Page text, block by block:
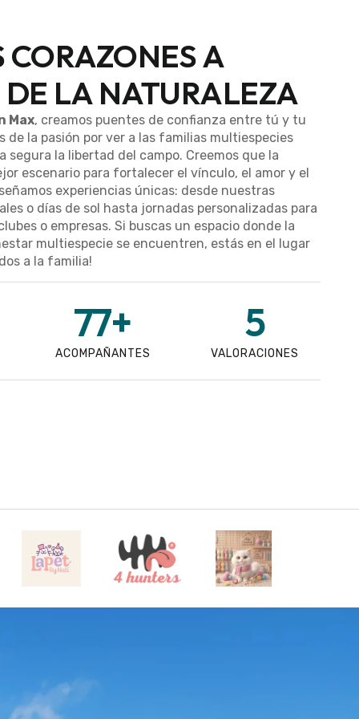
A
DE LA NATURALEZA
Max, creamos puentes de confianza entre tú y tu
de la pasión por ver a las familias multiespecies
segura la libertad del campo. Creemos que la
escenario para fortalecer el vínculo, el amor y el
experiencias únicas: desde nuestras
o días de sol hasta jornadas personalizadas para
o empresas. Si buscas un espacio donde la
multiespecie se encuentren, estás en el lugar
a la familia!
ACOMPAÑANTES
77+
VALORACIONES
5